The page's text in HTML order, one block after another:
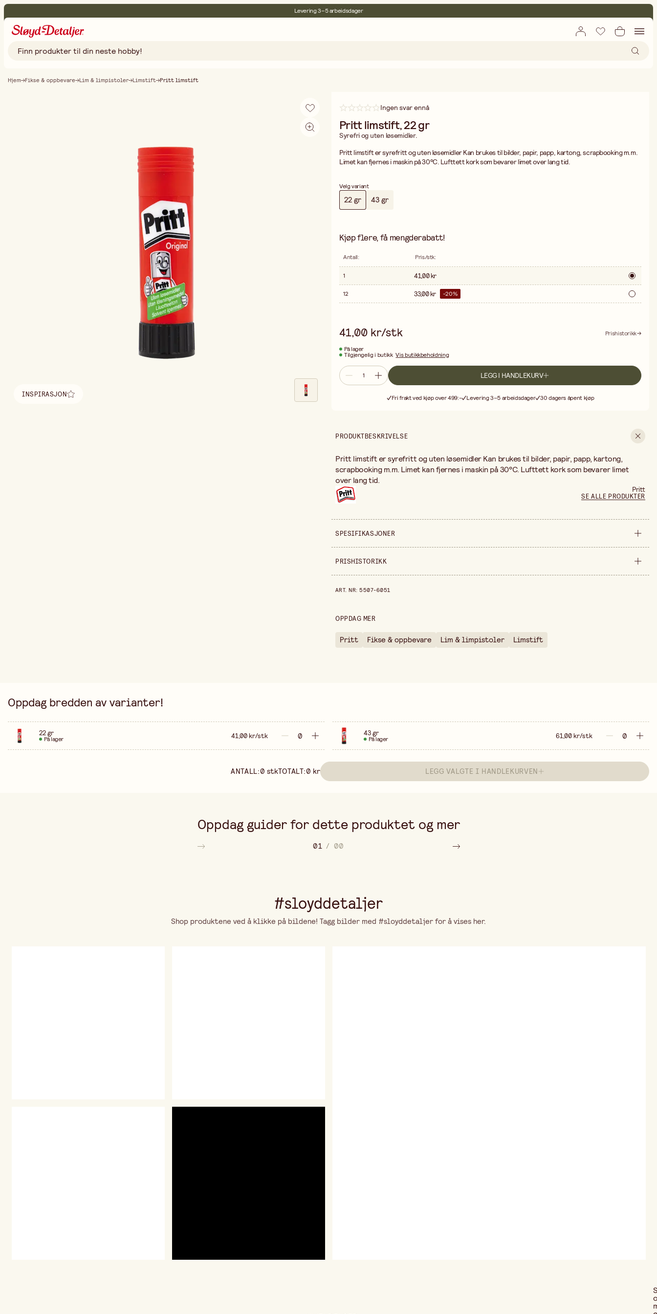
Levering 3–5 arbeidsdager
Hjem Fikse & oppbevare Lim & limpistoler Limstift Pritt limstift
INSPIRASJON
Ingen svar ennå
Pritt limstift, 22 gr
Syrefri og uten løsemidler.
Pritt limstift er syrefritt og uten løsemidler Kan brukes til bilder, papir, papp, kartong, scrapbooking m.m.
Limet kan fjernes i maskin på 30°C. Lufttett kork som bevarer limet over lang tid.
Velg variant
22 gr 43 gr
Kjøp flere, få mengderabatt!
Antall: Pris/stk:
1 41,00 kr
12 33,00 kr -20%
41,00 kr/stk
Prishistorikk
På lager
Tilgjengelig i butikk Vis butikkbeholdning
LEGG I HANDLEKURV
Fri frakt ved kjøp over 499:- Levering 3–5 arbeidsdager 30 dagers åpent kjøp
PRODUKTBESKRIVELSE
Pritt limstift er syrefritt og uten løsemidler Kan brukes til bilder, papir, papp, kartong,
scrapbooking m.m. Limet kan fjernes i maskin på 30°C. Lufttett kork som bevarer limet
over lang tid.
Pritt
SE ALLE PRODUKTER
SPESIFIKASJONER
Produktvariant 22 gr
Høyde
PRISHISTORIKK
ART. NR:5507-6051
OPPDAG MER
Pritt Fikse & oppbevare Lim & limpistoler Limstift
Oppdag bredden av varianter!
22 gr
På lager 41,00 kr/stk 43 gr
På lager 61,00 kr/stk
ANTALL:0 stkTOTALT:0 kr LEGG VALGTE I HANDLEKURVEN
Oppdag guider for dette produktet og mer
01 / 00
#sloyddetaljer
Shop produktene ved å klikke på bildene! Tagg bilder med #sloyddetaljer for å vises her.